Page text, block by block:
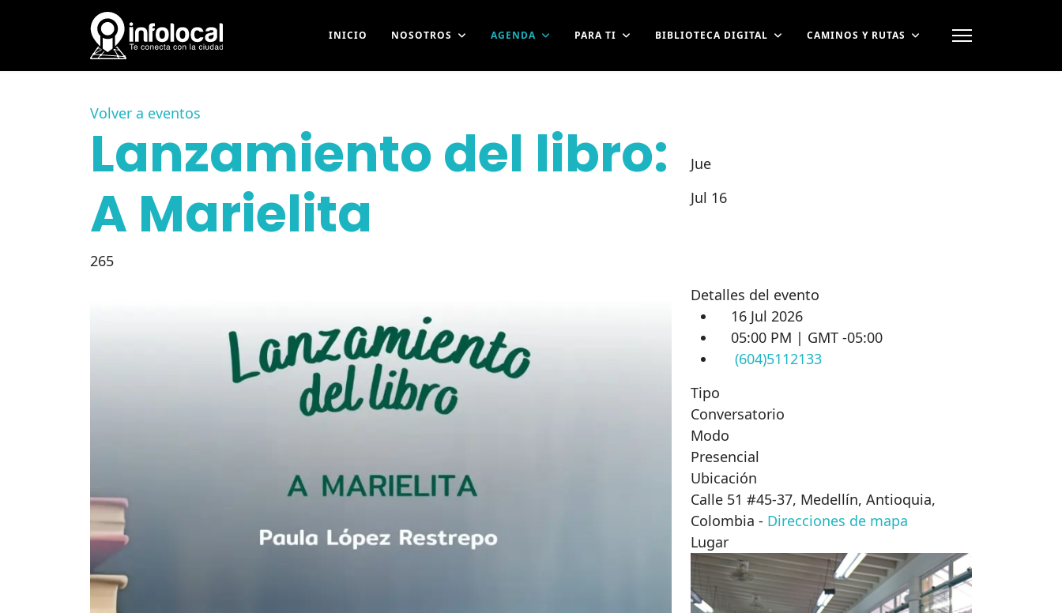
INICIO NOSOTROS AGENDA PARA TI BIBLIOTECA DIGITAL CAMINOS Y RUTAS
Volver a eventos
Lanzamiento del libro:
A Marielita
265
Jue
Jul 16
Detalles del evento
16 Jul 2026
05:00 PM | GMT -05:00
(604)5112133
Tipo
Conversatorio
Modo
Presencial
Ubicación
Calle 51 #45-37, Medellín, Antioquia,
Colombia - Direcciones de mapa
Lugar